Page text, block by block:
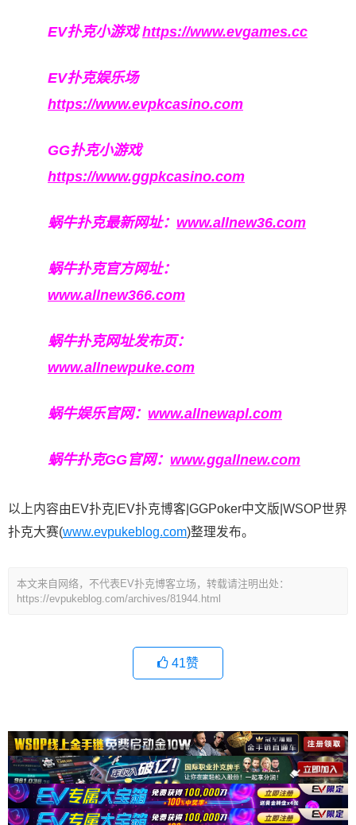
EV扑克小游戏https://www.evgames.cc
EV扑克娱乐场
https://www.evpkcasino.com
GG扑克小游戏
https://www.ggpkcasino.com
蜗牛扑克最新网址： www.allnew36.com
蜗牛扑克官方网址：
www.allnew366.com
蜗牛扑克网址发布页：
www.allnewpuke.com
蜗牛娱乐官网： www.allnewapl.com
蜗牛扑克GG官网： www.ggallnew.com
以上内容由EV扑克|EV扑克博客|GGPoker中文版|WSOP世界
扑克大赛(www.evpukeblog.com)整理发布。
本文来自网络，不代表EV扑克博客立场，转载请注明出处：
https://evpukeblog.com/archives/81944.html
41赞